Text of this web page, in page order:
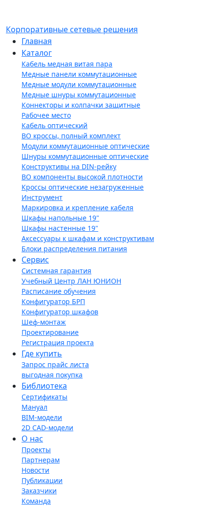
Корпоративные сетевые решения
Главная
Каталог
Кабель медная витая пара
Медные панели коммутационные
Медные модули коммутационные
Медные шнуры коммутационные
Коннекторы и колпачки защитные
Рабочее место
Кабель оптический
ВО кроссы, полный комплект
Модули коммутационные оптические
Шнуры коммутационные оптические
Конструктивы на DIN-рейку
ВО компоненты высокой плотности
Кроссы оптические незагруженные
Инструмент
Маркировка и крепление кабеля
Шкафы напольные 19"
Шкафы настенные 19"
Аксессуары к шкафам и конструктивам
Блоки распределения питания
Сервис
Системная гарантия
Учебный Центр ЛАН ЮНИОН
Расписание обучения
Конфигуратор БРП
Конфигуратор шкафов
Шеф-монтаж
Проектирование
Регистрация проекта
Где купить
Запрос прайс листа
выгодная покупка
Библиотека
Сертификаты
Мануал
BIM-модели
2D CAD-модели
О нас
Проекты
Партнерам
Новости
Публикации
Заказчики
Команда